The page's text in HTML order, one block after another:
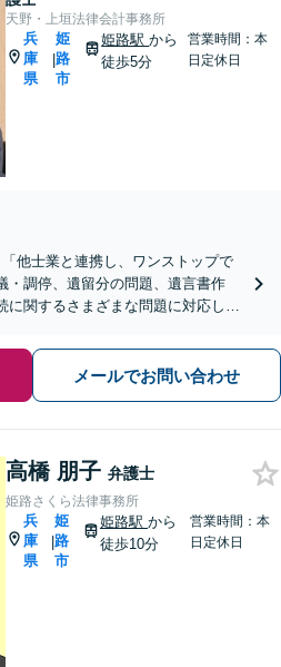
天野・上垣法律会計事務所
兵
庫
県
|
姫
路
市
姫路駅から
徒歩5分
営業時間：本
日定休日
他士業と連携し、ワンストップで
・調停、遺留分の問題、遺言書作
に関するさまざまな問題に対応して
メールでお問い合わせ
高橋 朋子 弁護士
姫路さくら法律事務所
兵
庫
県
|
姫
路
市
姫路駅 から
徒歩10分
営業時間：本
日定休日